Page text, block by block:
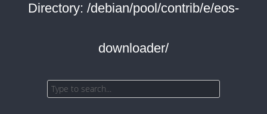
Directory: /debian/pool/contrib/e/eos-
downloader/